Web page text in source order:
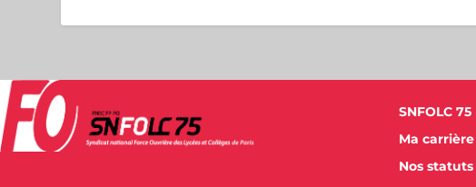
SNFOLC 75
Ma carrière
Nos statuts